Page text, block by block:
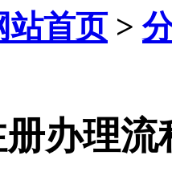
站首页>
办理流